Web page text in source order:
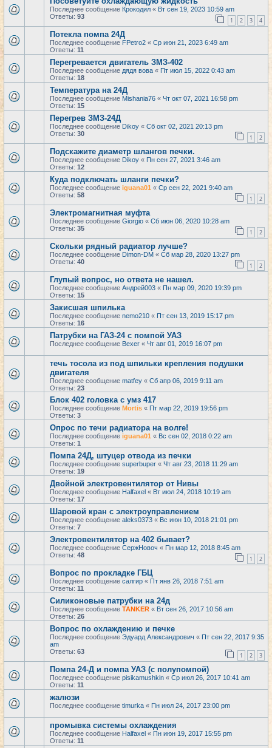
Последнее сообщение Крокодил « Вт сен 19, 2023 10:59 am
Ответы: 93 1 2 3 4
Потекла помпа 24Д
Последнее сообщение FPetro2 « Ср июн 21, 2023 6:49 am
Ответы: 11
Перегревается двигатель ЗМЗ-402
Последнее сообщение дядя вова « Пт июл 15, 2022 0:43 am
Ответы: 18
Температура на 24Д
Последнее сообщение Mishania76 « Чт окт 07, 2021 16:58 pm
Ответы: 15
Перегрев ЗМЗ-24Д
Последнее сообщение Dikoy « Сб окт 02, 2021 20:13 pm
Ответы: 30 1 2
Подскажите диаметр шлангов печки.
Последнее сообщение Dikoy « Пн сен 27, 2021 3:46 am
Ответы: 12
Куда подключать шланги печки?
Последнее сообщение iguana01 « Ср сен 22, 2021 9:40 am
Ответы: 58 1 2
Электромагнитная муфта
Последнее сообщение Giorgio « Сб июн 06, 2020 10:28 am
Ответы: 35 1 2
Скольки рядный радиатор лучше?
Последнее сообщение Dimon-DM « Сб мар 28, 2020 13:27 pm
Ответы: 40 1 2
Глупый вопрос, но ответа не нашел.
Последнее сообщение Андрей003 « Пн мар 09, 2020 19:39 pm
Ответы: 15
Закисшая шпилька
Последнее сообщение nemo210 « Пт сен 13, 2019 15:17 pm
Ответы: 16
Патрубки на ГАЗ-24 с помпой УАЗ
Последнее сообщение Bexer « Чт авг 01, 2019 16:07 pm
течь тосола из под шпильки крепления подушки
двигателя
Последнее сообщение matfey « Сб апр 06, 2019 9:11 am
Ответы: 23
Блок 402 головка с умз 417
Последнее сообщение Mortis « Пт мар 22, 2019 19:56 pm
Ответы: 3
Опрос по течи радиатора на волге!
Последнее сообщение iguana01 « Вс сен 02, 2018 0:22 am
Ответы: 1
Помпа 24Д, штуцер отвода из печки
Последнее сообщение superbuper « Чт авг 23, 2018 11:29 am
Ответы: 19
Двойной электровентилятор от Нивы
Последнее сообщение Halfaxel « Вт июл 24, 2018 10:19 am
Ответы: 17
Шаровой кран с электроуправлением
Последнее сообщение aleks0373 « Вс июн 10, 2018 21:01 pm
Ответы: 7
Электровентилятор на 402 бывает?
Последнее сообщение СержНовоч « Пн мар 12, 2018 8:45 am
Ответы: 48 1 2
Вопрос по прокладке ГБЦ
Последнее сообщение салгир « Пт янв 26, 2018 7:51 am
Ответы: 11
Силиконовые патрубки на 24д
Последнее сообщение TANKER « Вт сен 26, 2017 10:56 am
Ответы: 26
Вопрос по охлаждению и печке
Последнее сообщение Эдуард Александрович « Пт сен 22, 2017 9:35
am
Ответы: 63 1 2 3
Помпа 24-Д и помпа УАЗ (с полупомпой)
Последнее сообщение pisikamushkin « Ср июл 26, 2017 10:41 am
Ответы: 11
жалюзи
Последнее сообщение timurka « Пн июл 24, 2017 23:00 pm
промывка системы охлаждения
Последнее сообщение Halfaxel « Пн июн 19, 2017 15:55 pm
Ответы: 11